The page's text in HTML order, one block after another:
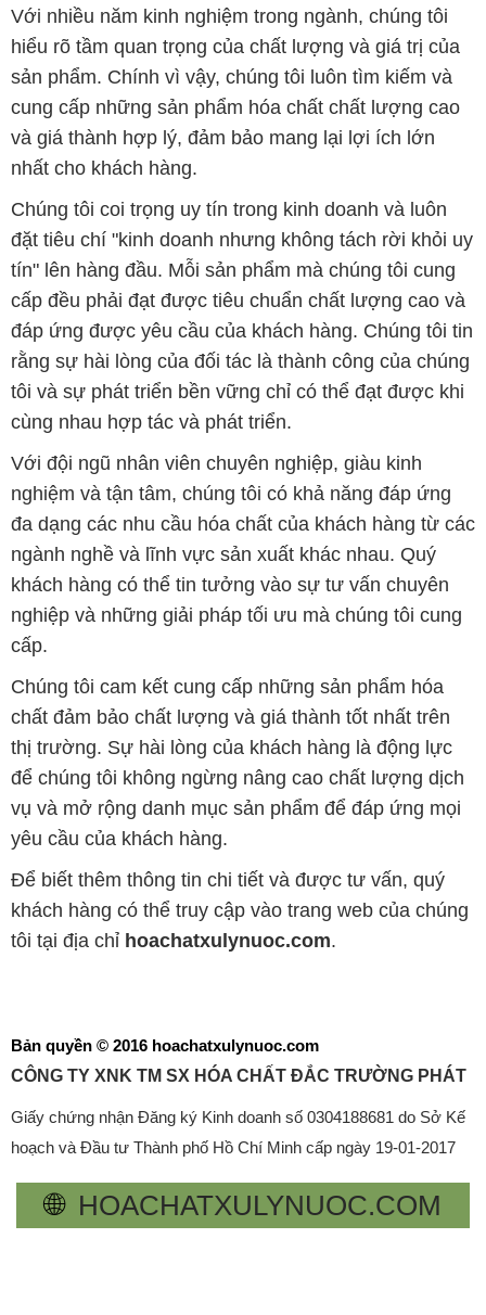
Với nhiều năm kinh nghiệm trong ngành, chúng tôi
hiểu rõ tầm quan trọng của chất lượng và giá trị của
sản phẩm. Chính vì vậy, chúng tôi luôn tìm kiếm và
cung cấp những sản phẩm hóa chất chất lượng cao
và giá thành hợp lý, đảm bảo mang lại lợi ích lớn
nhất cho khách hàng.
Chúng tôi coi trọng uy tín trong kinh doanh và luôn
đặt tiêu chí "kinh doanh nhưng không tách rời khỏi uy
tín" lên hàng đầu. Mỗi sản phẩm mà chúng tôi cung
cấp đều phải đạt được tiêu chuẩn chất lượng cao và
đáp ứng được yêu cầu của khách hàng. Chúng tôi tin
rằng sự hài lòng của đối tác là thành công của chúng
tôi và sự phát triển bền vững chỉ có thể đạt được khi
cùng nhau hợp tác và phát triển.
Với đội ngũ nhân viên chuyên nghiệp, giàu kinh
nghiệm và tận tâm, chúng tôi có khả năng đáp ứng
đa dạng các nhu cầu hóa chất của khách hàng từ các
ngành nghề và lĩnh vực sản xuất khác nhau. Quý
khách hàng có thể tin tưởng vào sự tư vấn chuyên
nghiệp và những giải pháp tối ưu mà chúng tôi cung
cấp.
Chúng tôi cam kết cung cấp những sản phẩm hóa
chất đảm bảo chất lượng và giá thành tốt nhất trên
thị trường. Sự hài lòng của khách hàng là động lực
để chúng tôi không ngừng nâng cao chất lượng dịch
vụ và mở rộng danh mục sản phẩm để đáp ứng mọi
yêu cầu của khách hàng.
Để biết thêm thông tin chi tiết và được tư vấn, quý
khách hàng có thể truy cập vào trang web của chúng
tôi tại địa chỉ hoachatxulynuoc.com.
Bản quyền © 2016 hoachatxulynuoc.com
CÔNG TY XNK TM SX HÓA CHẤT ĐẮC TRƯỜNG PHÁT
Giấy chứng nhận Đăng ký Kinh doanh số 0304188681 do Sở Kế
hoạch và Đầu tư Thành phố Hồ Chí Minh cấp ngày 19-01-2017
🌐 HOACHATXULYNUOC.COM